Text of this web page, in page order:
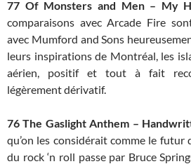
77 Of Monsters and Men – My
comparaisons avec Arcade Fire
avec Mumford and Sons
leurs inspirations de Montréal, les
aérien, positif et tout à fait
légèrement dérivatif.
76 The Gaslight Anthem –
qu’on les considérait comme le futur
du rock ‘n roll passe par Bruce